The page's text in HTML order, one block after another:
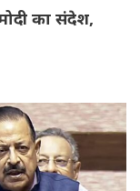
का संदेश,